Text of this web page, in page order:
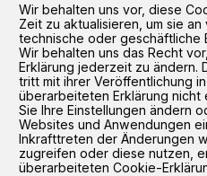
Wir behalten uns vor, diese
Zeit zu aktualisieren, um sie
technische oder geschäftliche
Wir behalten uns das Recht
Erklärung jederzeit zu ändern.
tritt mit ihrer Veröffentlichung
überarbeiteten Erklärung nicht
Sie Ihre Einstellungen ändern
Websites und Anwendungen
Inkrafttreten der Änderungen
zugreifen oder diese nutzen,
überarbeiteten Cookie-